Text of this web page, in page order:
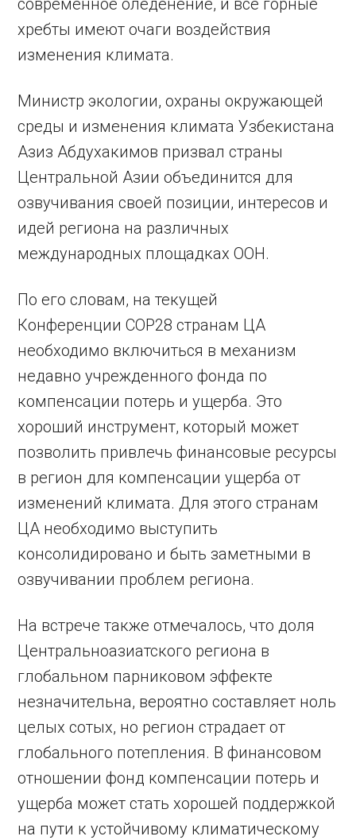
современное оледенение, и все горные
хребты имеют очаги воздействия
изменения климата.
Министр экологии, охраны окружающей
среды и изменения климата Узбекистана
Азиз Абдухакимов призвал страны
Центральной Азии объединится для
озвучивания своей позиции, интересов и
идей региона на различных
международных площадках ООН.
По его словам, на текущей
Конференции COP28 странам ЦА
необходимо включиться в механизм
недавно учрежденного фонда по
компенсации потерь и ущерба. Это
хороший инструмент, который может
позволить привлечь финансовые ресурсы
в регион для компенсации ущерба от
изменений климата. Для этого странам
ЦА необходимо выступить
консолидировано и быть заметными в
озвучивании проблем региона.
На встрече также отмечалось, что доля
Центральноазиатского региона в
глобальном парниковом эффекте
незначительна, вероятно составляет ноль
целых сотых, но регион страдает от
глобального потепления. В финансовом
отношении фонд компенсации потерь и
ущерба может стать хорошей поддержкой
на пути к устойчивому климатическому